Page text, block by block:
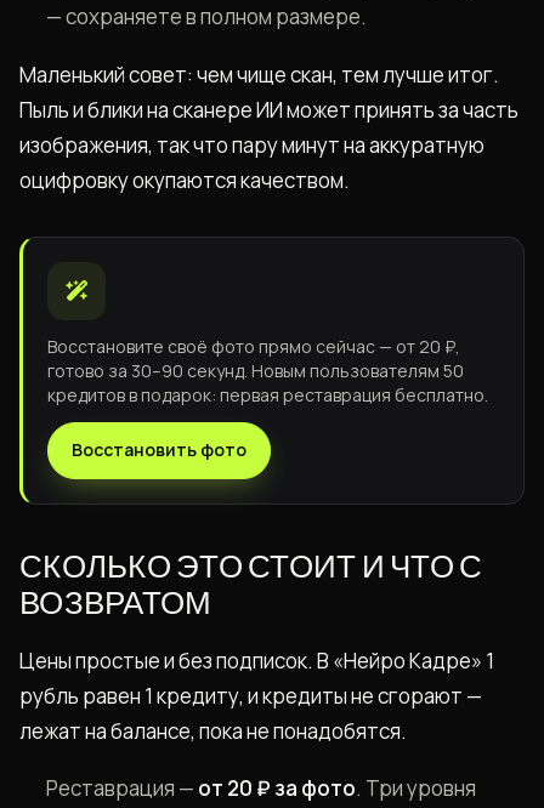
— сохраняете в полном размере.
Маленький совет: чем чище скан, тем лучше итог.
Пыль и блики на сканере ИИ может принять за часть
изображения, так что пару минут на аккуратную
оцифровку окупаются качеством.
Восстановите своё фото прямо сейчас — от 20 ₽,
готово за 30–90 секунд. Новым пользователям 50
кредитов в подарок: первая реставрация бесплатно.
Восстановить фото
СКОЛЬКО ЭТО СТОИТ И ЧТО С
ВОЗВРАТОМ
Цены простые и без подписок. В «Нейро Кадре» 1
рубль равен 1 кредиту, и кредиты не сгорают —
лежат на балансе, пока не понадобятся.
Реставрация — от 20 ₽ за фото. Три уровня